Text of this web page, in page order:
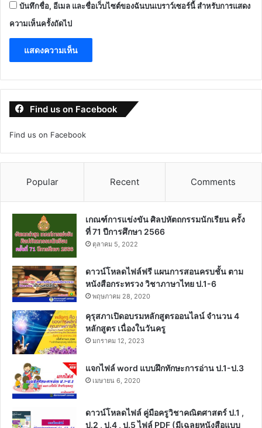
บันทึกชื่อ, อีเมล และชื่อเว็บไซต์ของฉันบนเบราว์เซอร์นี้ สำหรับการแสดง
ความเห็นครั้งถัดไป
Find us on Facebook
Find us on Facebook
Popular Recent Comments
เกณฑ์การแข่งขัน ศิลปหัตถกรรมนักเรียน ครั้ง
ที่ 71 ปีการศึกษา 2566
ตุลาคม 5, 2022
ดาวน์โหลดไฟล์ฟรี แผนการสอนครบชั้น ตาม
หนังสือกระทรวง วิชาภาษาไทย ป.1-6
พฤษภาคม 28, 2020
คุรุสภาเปิดอบรมหลักสูตรออนไลน์ จำนวน 4
หลักสูตร เนื่องในวันครู
มกราคม 12, 2023
แจกไฟล์ word แบบฝึกทักษะการอ่าน ป.1-ป.3
เมษายน 6, 2020
ดาวน์โหลดไฟล์ คู่มือครูวิชาคณิตศาสตร์ ป.1 ,
ป.2 , ป.4 , ป.5 ไฟล์ PDF (มีเฉลยหนังสือแบบ